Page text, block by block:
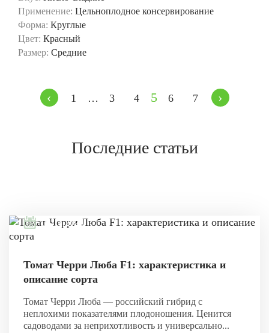
Применение: Цельноплодное консервирование
Форма: Круглые
Цвет: Красный
Размер: Средние
‹ 1 … 3 4 5 6 7 ›
Последние статьи
08.11.2021
Томат Черри Люба F1: характеристика и
описание сорта
Томат Черри Люба — российский гибрид с
неплохими показателями плодоношения. Ценится
садоводами за неприхотливость и универсально...